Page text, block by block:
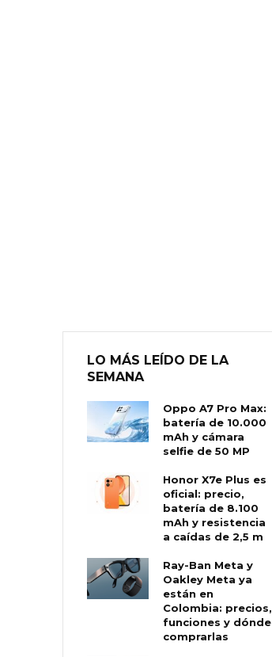
LO MÁS LEÍDO DE LA
SEMANA
Oppo A7 Pro Max:
batería de 10.000
mAh y cámara
selfie de 50 MP
Honor X7e Plus es
oficial: precio,
batería de 8.100
mAh y resistencia
a caídas de 2,5 m
Ray-Ban Meta y
Oakley Meta ya
están en
Colombia: precios,
funciones y dónde
comprarlas